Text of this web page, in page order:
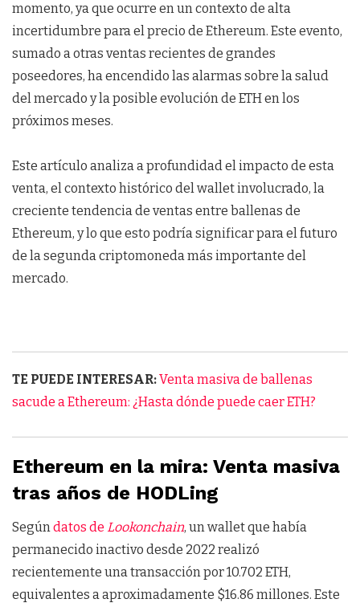
momento, ya que ocurre en un contexto de alta
incertidumbre para el precio de Ethereum. Este evento,
sumado a otras ventas recientes de grandes
poseedores, ha encendido las alarmas sobre la salud
del mercado y la posible evolución de ETH en los
próximos meses.
Este artículo analiza a profundidad el impacto de esta
venta, el contexto histórico del wallet involucrado, la
creciente tendencia de ventas entre ballenas de
Ethereum, y lo que esto podría significar para el futuro
de la segunda criptomoneda más importante del
mercado.
TE PUEDE INTERESAR:Venta masiva de ballenas
sacude a Ethereum: ¿Hasta dónde puede caer ETH?
Ethereum en la mira: Venta masiva
tras años de HODLing
Segúndatos de Lookonchain, un wallet que había
permanecido inactivo desde 2022 realizó
recientemente una transacción por 10.702 ETH,
equivalentes a aproximadamente $16.86 millones. Este